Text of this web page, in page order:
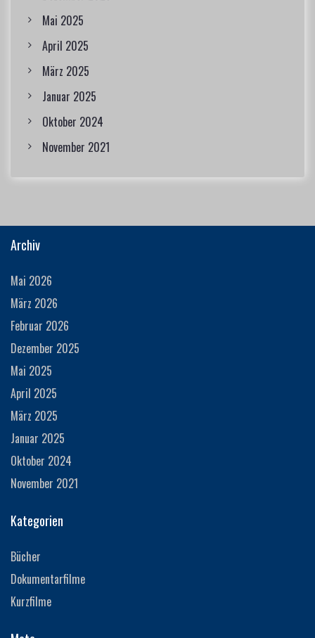
Mai 2025
April 2025
März 2025
Januar 2025
Oktober 2024
November 2021
Archiv
Mai 2026
März 2026
Februar 2026
Dezember 2025
Mai 2025
April 2025
März 2025
Januar 2025
Oktober 2024
November 2021
Kategorien
Bücher
Dokumentarfilme
Kurzfilme